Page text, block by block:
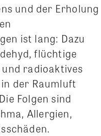
und der Erholung
ist lang: Dazu
flüchtige
radioaktives
der Raumluft
Folgen sind
Allergien,